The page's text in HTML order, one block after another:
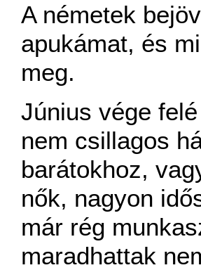
A németek
apukámat, és
meg.
Június vége
nem csillagos
barátokhoz,
nők, nagyon
már rég
maradhattak